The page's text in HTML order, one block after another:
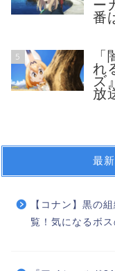
ー
番
5
れ
ズ
放
最
【コナン】黒の
覧！気になるボス